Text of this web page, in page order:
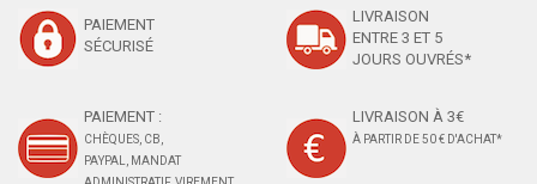
PAIEMENT
SÉCURISÉ
LIVRAISON
ENTRE 3 ET 5
JOURS OUVRÉS*
PAIEMENT :
CHÈQUES, CB,
PAYPAL, MANDAT
LIVRAISON À 3€
À PARTIR DE 50 € D'ACHAT*